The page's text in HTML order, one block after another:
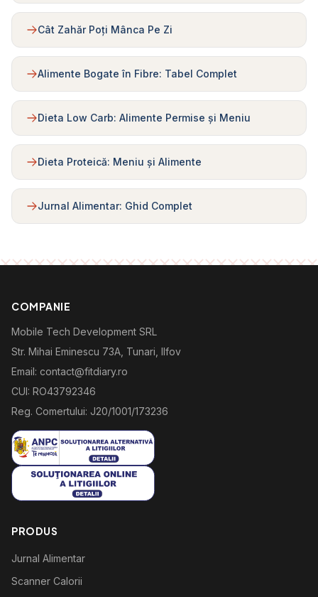
Cât Zahăr Poți Mânca Pe Zi
Alimente Bogate în Fibre: Tabel Complet
Dieta Low Carb: Alimente Permise și Meniu
Dieta Proteică: Meniu și Alimente
Jurnal Alimentar: Ghid Complet
COMPANIE
Mobile Tech Development SRL
Str. Mihai Eminescu 73A, Tunari, Ilfov
Email: contact@fitdiary.ro
CUI: RO43792346
Reg. Comertului: J20/1001/173236
PRODUS
Jurnal Alimentar
Scanner Calorii